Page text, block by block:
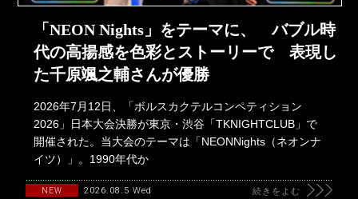
「NEON Nights」をテーマに、 バブル時
代の高揚感を色彩とストーリーで 表現し
た千原颯之輔さんが優勝
2026年7月12日、「ボルスカクテルコンペティション
2026」日本大会決勝が東京・渋谷「TKNIGHTCLUB」で
開催された。当大会のテーマは「NEONNights（ネオンナ
イツ）」。1990年代か
NEW 2026.08.5 Wed 続きをよむ